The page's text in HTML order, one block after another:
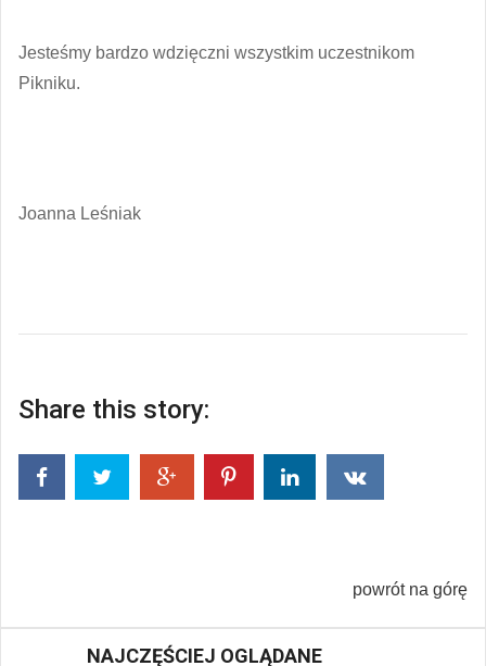
Jesteśmy bardzo wdzięczni wszystkim uczestnikom
Pikniku.
Joanna Leśniak
Share this story:
powrót na górę
NAJCZĘŚCIEJ OGLĄDANE